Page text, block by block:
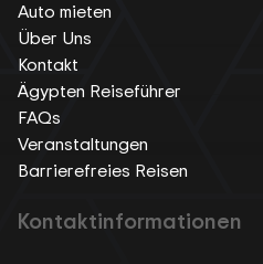
Auto mieten
Über Uns
Kontakt
Ägypten Reiseführer
FAQs
Veranstaltungen
Barrierefreies Reisen
Kontaktinformationen